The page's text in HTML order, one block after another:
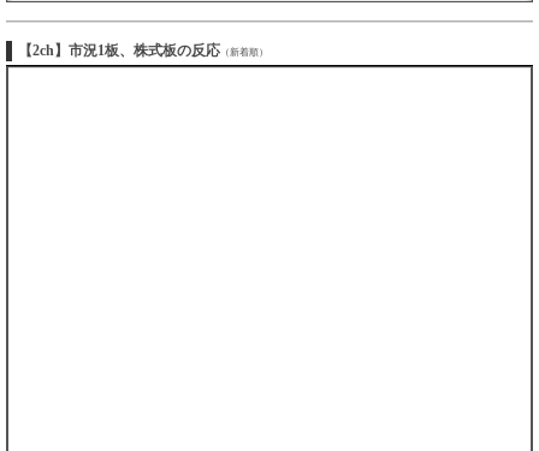
【2ch】市況1板、株式板の反応 （新着順）